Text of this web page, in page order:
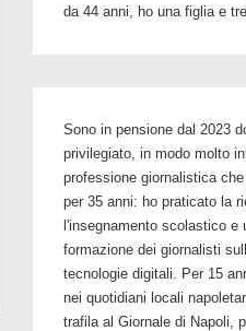
da 44 anni, ho una figlia e
Sono in pensione dal 2023
privilegiato, in modo molto
professione giornalistica
per 35 anni: ho praticato la
l'insegnamento scolastico e
formazione dei giornalisti
tecnologie digitali. Per 15
nei quotidiani locali
trafila al Giornale di Napoli,